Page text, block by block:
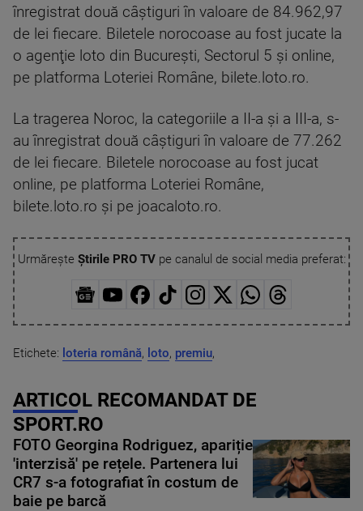
înregistrat două câştiguri în valoare de 84.962,97
de lei fiecare. Biletele norocoase au fost jucate la
o agenţie loto din Bucureşti, Sectorul 5 şi online,
pe platforma Loteriei Române, bilete.loto.ro.
La tragerea Noroc, la categoriile a II-a şi a III-a, s-
au înregistrat două câştiguri în valoare de 77.262
de lei fiecare. Biletele norocoase au fost jucat
online, pe platforma Loteriei Române,
bilete.loto.ro şi pe joacaloto.ro.
Urmărește Știrile PRO TVpe canalul de social media preferat:
Etichete: loteria română, loto, premiu,
ARTICOL RECOMANDAT DE
SPORT.RO
FOTO Georgina Rodriguez, apariție
'interzisă' pe rețele. Partenera lui
CR7 s-a fotografiat în costum de
baie pe barcă